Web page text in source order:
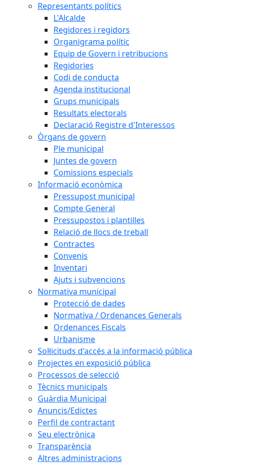
Representants polítics
L'Alcalde
Regidores i regidors
Organigrama polític
Equip de Govern i retribucions
Regidories
Codi de conducta
Agenda institucional
Grups municipals
Resultats electorals
Declaració Registre d'Interessos
Òrgans de govern
Ple municipal
Juntes de govern
Comissions especials
Informació econòmica
Pressupost municipal
Compte General
Pressupostos i plantilles
Relació de llocs de treball
Contractes
Convenis
Inventari
Ajuts i subvencions
Normativa municipal
Protecció de dades
Normativa / Ordenances Generals
Ordenances Fiscals
Urbanisme
Sol·licituds d'accés a la informació pública
Projectes en exposició pública
Processos de selecció
Tècnics municipals
Guàrdia Municipal
Anuncis/Edictes
Perfil de contractant
Seu electrònica
Transparència
Altres administracions